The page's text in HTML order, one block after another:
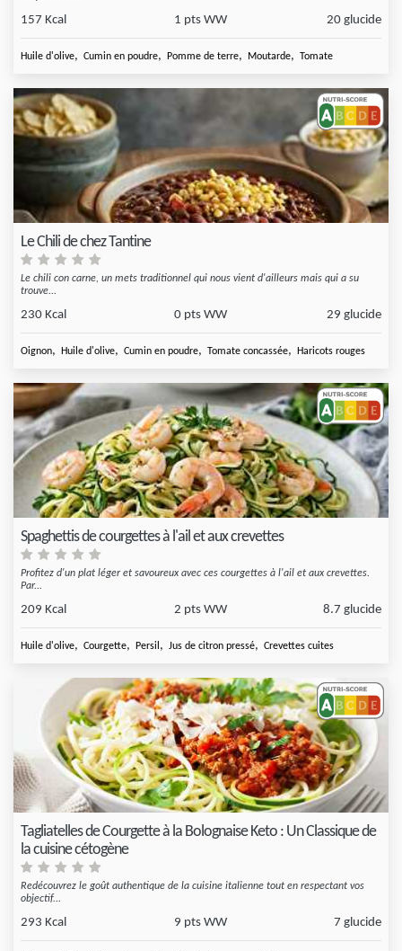
157 Kcal 1 pts WW 20 glucide
Huile d'olive, Cumin en poudre, Pomme de terre, Moutarde, Tomate
Le Chili de chez Tantine
Le chili con carne, un mets traditionnel qui nous vient d'ailleurs mais qui a su
trouve...
230 Kcal 0 pts WW 29 glucide
Oignon, Huile d'olive, Cumin en poudre, Tomate concassée, Haricots rouges
Spaghettis de courgettes à l'ail et aux crevettes
Profitez d'un plat léger et savoureux avec ces courgettes à l'ail et aux crevettes.
Par...
209 Kcal 2 pts WW 8.7 glucide
Huile d'olive, Courgette, Persil , Jus de citron pressé, Crevettes cuites
Tagliatelles de Courgette à la Bolognaise Keto : Un Classique de
la cuisine cétogène
Redécouvrez le goût authentique de la cuisine italienne tout en respectant vos
objectif...
293 Kcal 9 pts WW 7 glucide